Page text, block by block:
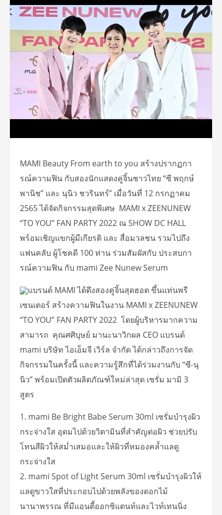
MAMI Beauty From earth to you สร้างปรากฏกา
รณ์ความฟิน กับสองนักแสดงคู่จิ้นชาวไทย “ซี พฤกษ์
พานิช” และ นุนิว ชวรินทร์” เมื่อวันที่ 12 กรกฏาคม
2565 ได้จัดกิจกรรมสุดพิเศษ MAMI x ZEENUNEW
“TO YOU” FAN PARTY 2022 ณ SHOW DC HALL
พร้อมเชิญแขกผู้มีเกียรติ และ สื่อมวลชน รวมไปถึง
แฟนคลับ ผู้โชคดี 100 ท่าน ร่วมสัมผัสกับ ประสบกา
รณ์ความฟิน กับ mami Zee Nunew Serum
แบรนด์ MAMI ได้ดึงสองคู่จิ้นสุดฮอต ขึ้นแท่นพรี
เซนเตอร์ สร้างความฟินในงาน MAMI x ZEENUNEW
“TO YOU” FAN PARTY 2022 โดยผู้บริหารมากความ
สามารถ คุณศศิบุษย์ มานะนาวิกผล CEO แบรนด์
mami บริษัท ไอเอ็มจี เวิร์ล จำกัด ได้กล่าวถึงการจัด
กิจกรรมในครั้งนี้ และความรู้สึกที่ได้ร่วมงานกับ “ซี-นุ
นิว” พร้อมเปิดตัวผลิตภัณฑ์ใหม่ล่าสุด เซรั่ม มามิ 3
สูตร
1. mami Be Bright Babe Serum 30ml เซรั่มบำรุงผิว
กระจ่างใส อุดมไปด้วยวิตามินที่สำคัญต่อผิว ช่วยปรับ
โทนสีผิวให้สม่ำเสมอและให้ผิวที่หมองคล้ำแลดู
กระจ่างใส
2. mami Spot of Light Serum 30ml เซรั่มบำรุงผิวให้
แลดูขาวใสที่ประกอบไปด้วยพลังของดอกไม้
นานาพรรณ ที่มีแอนตี้ออกซิแดนท์และไวท์เทนนิ่ง